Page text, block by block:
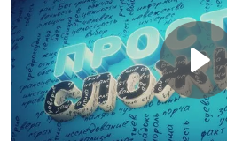
Правда об
экстрасенсах
Осторожно:
мошенники!